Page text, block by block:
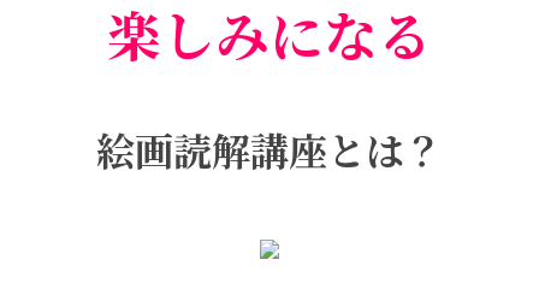
楽しみになる
絵画読解講座とは？